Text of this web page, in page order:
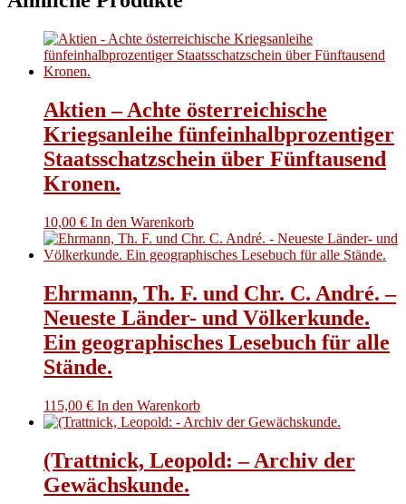
Joseph,
Carolo
principi
humillime
Menge
Aktien – Achte österreichische
Kriegsanleihe fünfeinhalbprozentiger
Staatsschatzschein über Fünftausend
Kronen.
10,00 € In den Warenkorb
Ehrmann, Th. F. und Chr. C. André. –
Neueste Länder- und Völkerkunde.
Ein geographisches Lesebuch für alle
Stände.
115,00 € In den Warenkorb
(Trattnick, Leopold: – Archiv der
Gewächskunde.